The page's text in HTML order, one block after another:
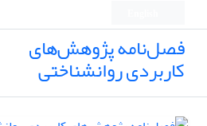
فصل‌نامه پژوهش‌های
کاربردی روانشناختی